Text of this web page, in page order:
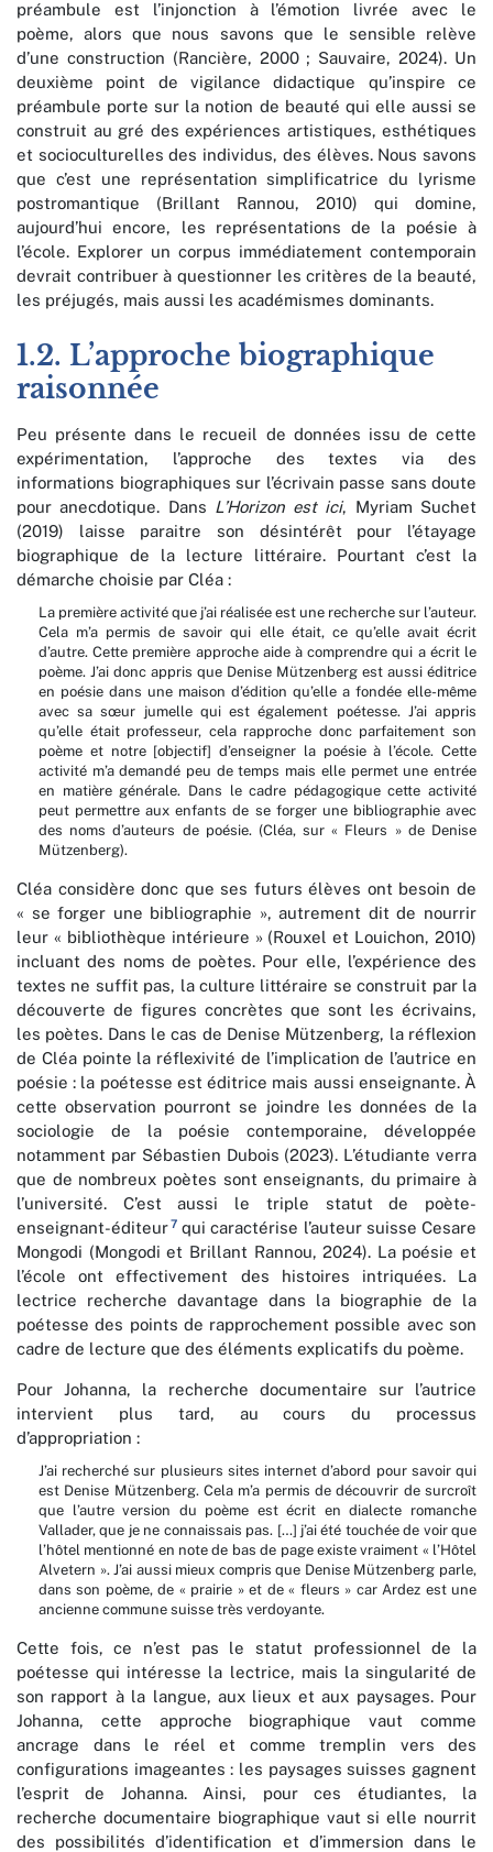
préambule est l’injonction à l’émotion livrée avec le
poème, alors que nous savons que le sensible relève
d’une construction (Rancière, 2000 ; Sauvaire, 2024). Un
deuxième point de vigilance didactique qu’inspire ce
préambule porte sur la notion de beauté qui elle aussi se
construit au gré des expériences artistiques, esthétiques
et socioculturelles des individus, des élèves. Nous savons
que c’est une représentation simplificatrice du lyrisme
postromantique (Brillant Rannou, 2010) qui domine,
aujourd’hui encore, les représentations de la poésie à
l’école. Explorer un corpus immédiatement contemporain
devrait contribuer à questionner les critères de la beauté,
les préjugés, mais aussi les académismes dominants.
1.2. L’approche biographique
raisonnée
Peu présente dans le recueil de données issu de cette
expérimentation, l’approche des textes via des
informations biographiques sur l’écrivain passe sans doute
pour anecdotique. Dans L’Horizon est ici, Myriam Suchet
(2019) laisse paraitre son désintérêt pour l’étayage
biographique de la lecture littéraire. Pourtant c’est la
démarche choisie par Cléa :
La première activité que j’ai réalisée est une recherche sur l’auteur.
Cela m’a permis de savoir qui elle était, ce qu’elle avait écrit
d’autre. Cette première approche aide à comprendre qui a écrit le
poème. J’ai donc appris que Denise Mützenberg est aussi éditrice
en poésie dans une maison d’édition qu’elle a fondée elle-même
avec sa sœur jumelle qui est également poétesse. J’ai appris
qu’elle était professeur, cela rapproche donc parfaitement son
poème et notre [objectif] d’enseigner la poésie à l’école. Cette
activité m’a demandé peu de temps mais elle permet une entrée
en matière générale. Dans le cadre pédagogique cette activité
peut permettre aux enfants de se forger une bibliographie avec
des noms d’auteurs de poésie. (Cléa, sur « Fleurs » de Denise
Mützenberg).
Cléa considère donc que ses futurs élèves ont besoin de
« se forger une bibliographie », autrement dit de nourrir
leur « bibliothèque intérieure » (Rouxel et Louichon, 2010)
incluant des noms de poètes. Pour elle, l’expérience des
textes ne suffit pas, la culture littéraire se construit par la
découverte de figures concrètes que sont les écrivains,
les poètes. Dans le cas de Denise Mützenberg, la réflexion
de Cléa pointe la réflexivité de l’implication de l’autrice en
poésie : la poétesse est éditrice mais aussi enseignante. À
cette observation pourront se joindre les données de la
sociologie de la poésie contemporaine, développée
notamment par Sébastien Dubois (2023). L’étudiante verra
que de nombreux poètes sont enseignants, du primaire à
l’université. C’est aussi le triple statut de poète-
enseignant-éditeur7 qui caractérise l’auteur suisse Cesare
Mongodi (Mongodi et Brillant Rannou, 2024). La poésie et
l’école ont effectivement des histoires intriquées. La
lectrice recherche davantage dans la biographie de la
poétesse des points de rapprochement possible avec son
cadre de lecture que des éléments explicatifs du poème.
Pour Johanna, la recherche documentaire sur l’autrice
intervient plus tard, au cours du processus
d’appropriation :
J’ai recherché sur plusieurs sites internet d’abord pour savoir qui
est Denise Mützenberg. Cela m’a permis de découvrir de surcroît
que l’autre version du poème est écrit en dialecte romanche
Vallader, que je ne connaissais pas. […] j’ai été touchée de voir que
l’hôtel mentionné en note de bas de page existe vraiment « l’Hôtel
Alvetern ». J’ai aussi mieux compris que Denise Mützenberg parle,
dans son poème, de « prairie » et de « fleurs » car Ardez est une
ancienne commune suisse très verdoyante.
Cette fois, ce n’est pas le statut professionnel de la
poétesse qui intéresse la lectrice, mais la singularité de
son rapport à la langue, aux lieux et aux paysages. Pour
Johanna, cette approche biographique vaut comme
ancrage dans le réel et comme tremplin vers des
configurations imageantes : les paysages suisses gagnent
l’esprit de Johanna. Ainsi, pour ces étudiantes, la
recherche documentaire biographique vaut si elle nourrit
des possibilités d’identification et d’immersion dans le